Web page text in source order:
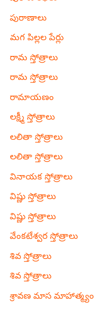
పురాణాలు
మగ పిల్లల పేర్లు
రామ స్తోత్రాలు
రామ స్తోత్రాలు
రామాయణం
లక్ష్మీ స్తోత్రాలు
లలితా స్తోత్రాలు
లలితా స్తోత్రాలు
వినాయక స్తోత్రాలు
విష్ణు స్తోత్రాలు
విష్ణు స్తోత్రాలు
వేంకటేశ్వర స్తోత్రాలు
శివ స్తోత్రాలు
శివ స్తోత్రాలు
శ్రావణ మాస మాహాత్మ్యం